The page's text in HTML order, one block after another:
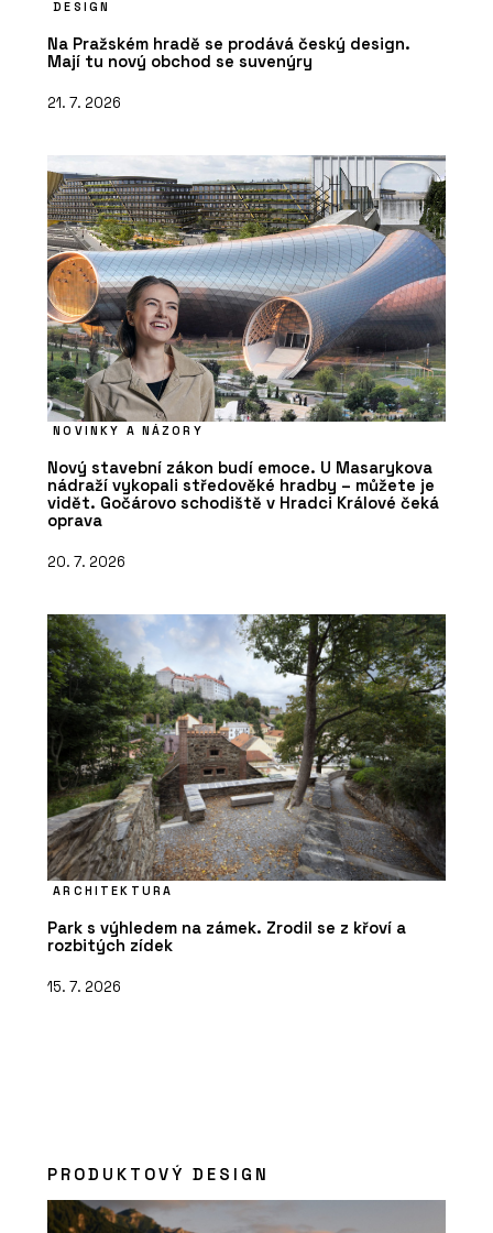
DESIGN
Na Pražském hradě se prodává český design.
Mají tu nový obchod se suvenýry
21. 7. 2026
NOVINKY A NÁZORY
Nový stavební zákon budí emoce. U Masarykova
nádraží vykopali středověké hradby – můžete je
vidět. Gočárovo schodiště v Hradci Králové čeká
oprava
20. 7. 2026
ARCHITEKTURA
Park s výhledem na zámek. Zrodil se z křoví a
rozbitých zídek
15. 7. 2026
PRODUKTOVÝ DESIGN